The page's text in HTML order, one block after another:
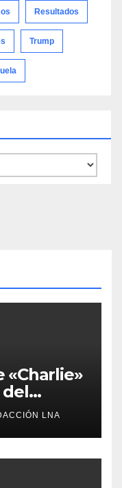
Resultados
Trump
«Charlie»
Billo’s
LNA